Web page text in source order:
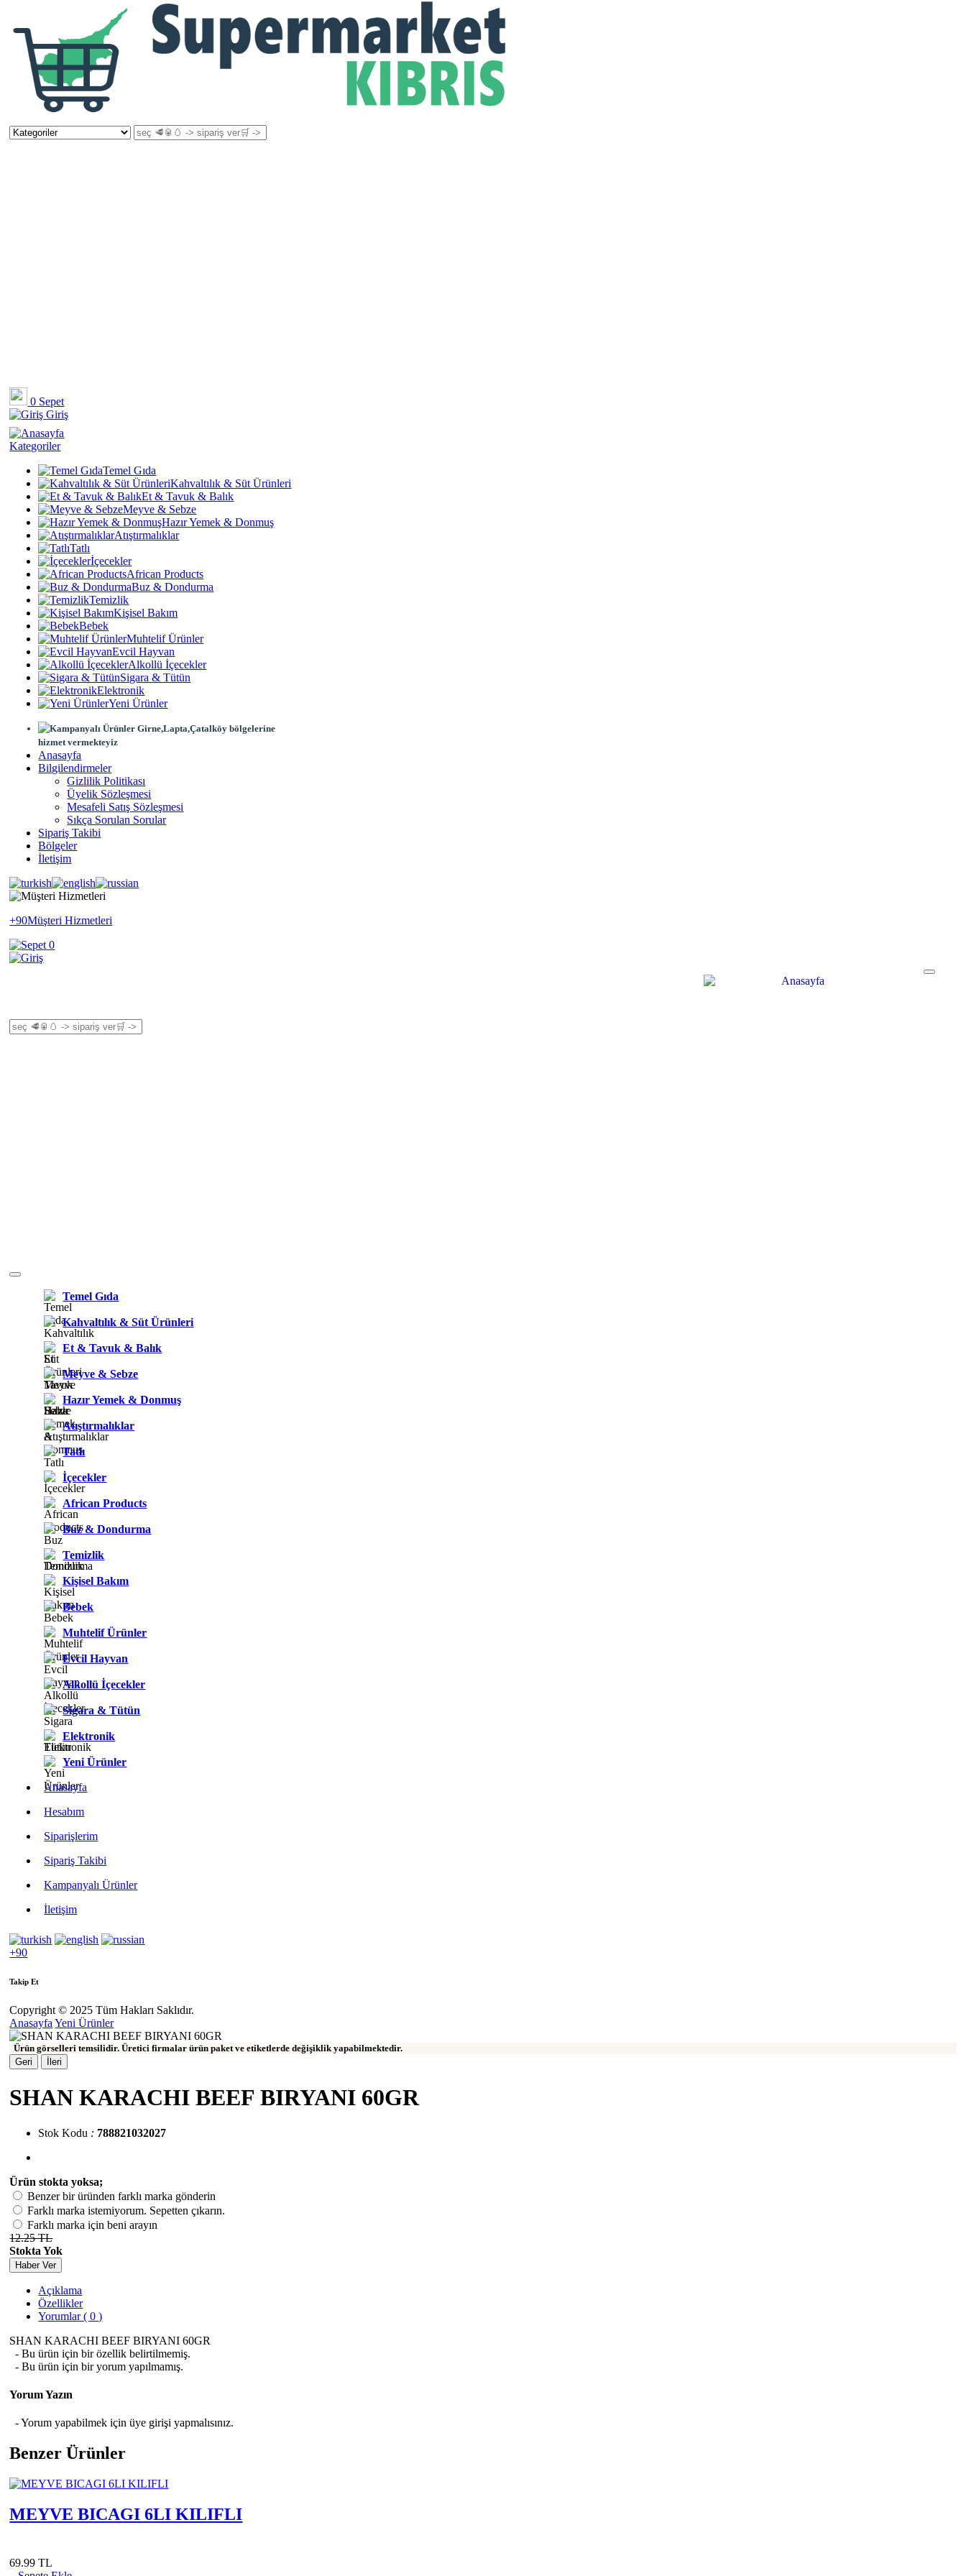
0 Sepet
Giriş
Kategoriler
Temel Gıda
Kahvaltılık & Süt Ürünleri
Et & Tavuk & Balık
Meyve & Sebze
Hazır Yemek & Donmuş
Atıştırmalıklar
Tatlı
İçecekler
African Products
Buz & Dondurma
Temizlik
Kişisel Bakım
Bebek
Muhtelif Ürünler
Evcil Hayvan
Alkollü İçecekler
Sigara & Tütün
Elektronik
Yeni Ürünler
Girne,Lapta,Çatalköy bölgelerine
hizmet vermekteyiz
Anasayfa
Bilgilendirmeler
Gizlilik Politikası
Üyelik Sözleşmesi
Mesafeli Satış Sözleşmesi
Sıkça Sorulan Sorular
Sipariş Takibi
Bölgeler
İletişim
+90Müşteri Hizmetleri
0
Temel Gıda
Kahvaltılık & Süt Ürünleri
Et & Tavuk & Balık
Meyve & Sebze
Hazır Yemek & Donmuş
Atıştırmalıklar
Tatlı
İçecekler
African Products
Buz & Dondurma
Temizlik
Kişisel Bakım
Bebek
Muhtelif Ürünler
Evcil Hayvan
Alkollü İçecekler
Sigara & Tütün
Elektronik
Yeni Ürünler
Anasayfa
Hesabım
Siparişlerim
Sipariş Takibi
Kampanyalı Ürünler
İletişim
+90
Takip Et
Copyright © 2025 Tüm Hakları Saklıdır.
Anasayfa Yeni Ürünler
Ürün görselleri temsilidir. Üretici firmalar ürün paket ve etiketlerde değişiklik yapabilmektedir.
Geri
İleri
SHAN KARACHI BEEF BIRYANI 60GR
Stok Kodu : 788821032027
Ürün stokta yoksa;
Benzer bir üründen farklı marka gönderin
Farklı marka istemiyorum. Sepetten çıkarın.
Farklı marka için beni arayın
12.25 TL
Stokta Yok
Haber Ver
Açıklama
Özellikler
Yorumlar ( 0 )
SHAN KARACHI BEEF BIRYANI 60GR
- Bu ürün için bir özellik belirtilmemiş.
- Bu ürün için bir yorum yapılmamış.
Yorum Yazın
- Yorum yapabilmek için üye girişi yapmalısınız.
Benzer Ürünler
MEYVE BICAGI 6LI KILIFLI
69.99 TL